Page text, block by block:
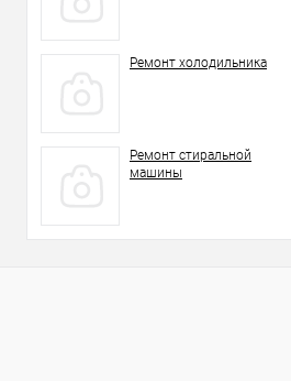
Ремонт холодильника
Ремонт стиральной
машины